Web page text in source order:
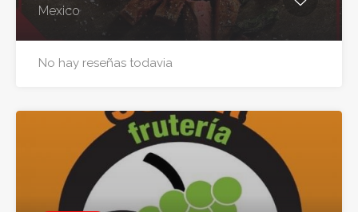
Mexico
No hay reseñas todavia